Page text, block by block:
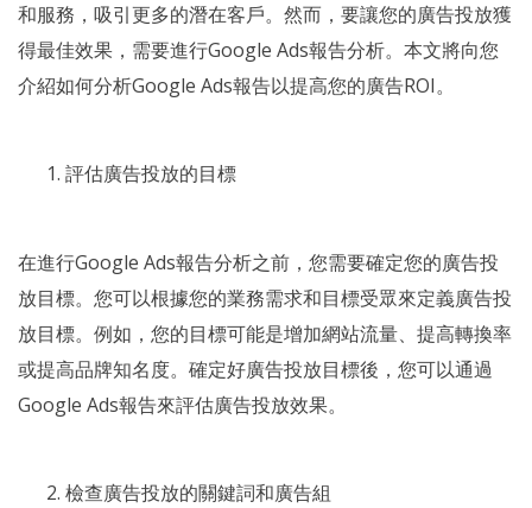
和服務，吸引更多的潛在客戶。然而，要讓您的廣告投放獲
得最佳效果，需要進行Google Ads報告分析。本文將向您
介紹如何分析Google Ads報告以提高您的廣告ROI。
評估廣告投放的目標
在進行Google Ads報告分析之前，您需要確定您的廣告投
放目標。您可以根據您的業務需求和目標受眾來定義廣告投
放目標。例如，您的目標可能是增加網站流量、提高轉換率
或提高品牌知名度。確定好廣告投放目標後，您可以通過
Google Ads報告來評估廣告投放效果。
檢查廣告投放的關鍵詞和廣告組